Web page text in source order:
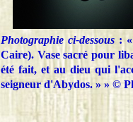
Photographie ci-dessous :
Caire). Vase sacré pour
été fait, et au dieu qui
seigneur d'Abydos. » » ©